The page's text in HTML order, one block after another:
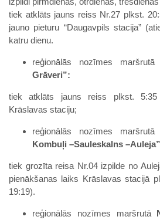
tiek atklāts jauns reiss Nr.27 plkst.
jauno pieturu “Daugavpils stacija”
katru dienu.
reģionālās nozīmes maršrutā
Grāveri”:
tiek atklāts jauns reiss plkst.
Krāslavas staciju;
reģionālās nozīmes maršrutā
Kombuļi –Sauleskalns
tiek grozīta reisa Nr.04 izpilde no
pienākšanas laiks Krāslavas stacijā
19:19).
reģionālās nozīmes maršrutā